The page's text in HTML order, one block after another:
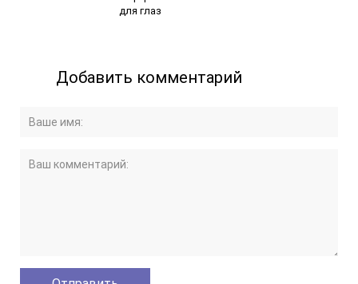
для глаз
Добавить комментарий